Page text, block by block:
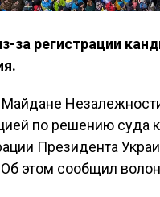
за регистрации
по решению
Президента
этом сообщил